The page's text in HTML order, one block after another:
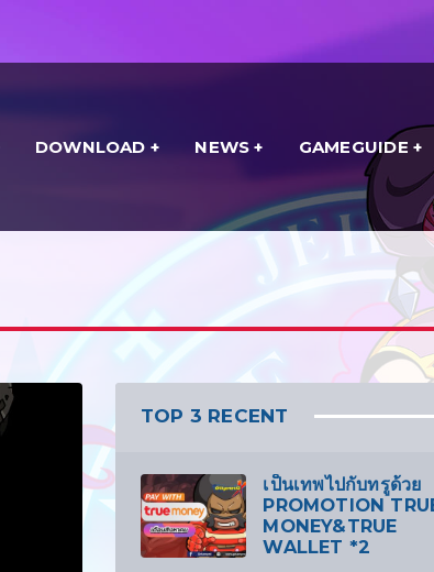
DOWNLOAD NEWS GAMEGUIDE
TOP 3 RECENT
เป็นเทพไปกับทรูด้วย
PROMOTION
MONEY&TRUE
WALLET *2